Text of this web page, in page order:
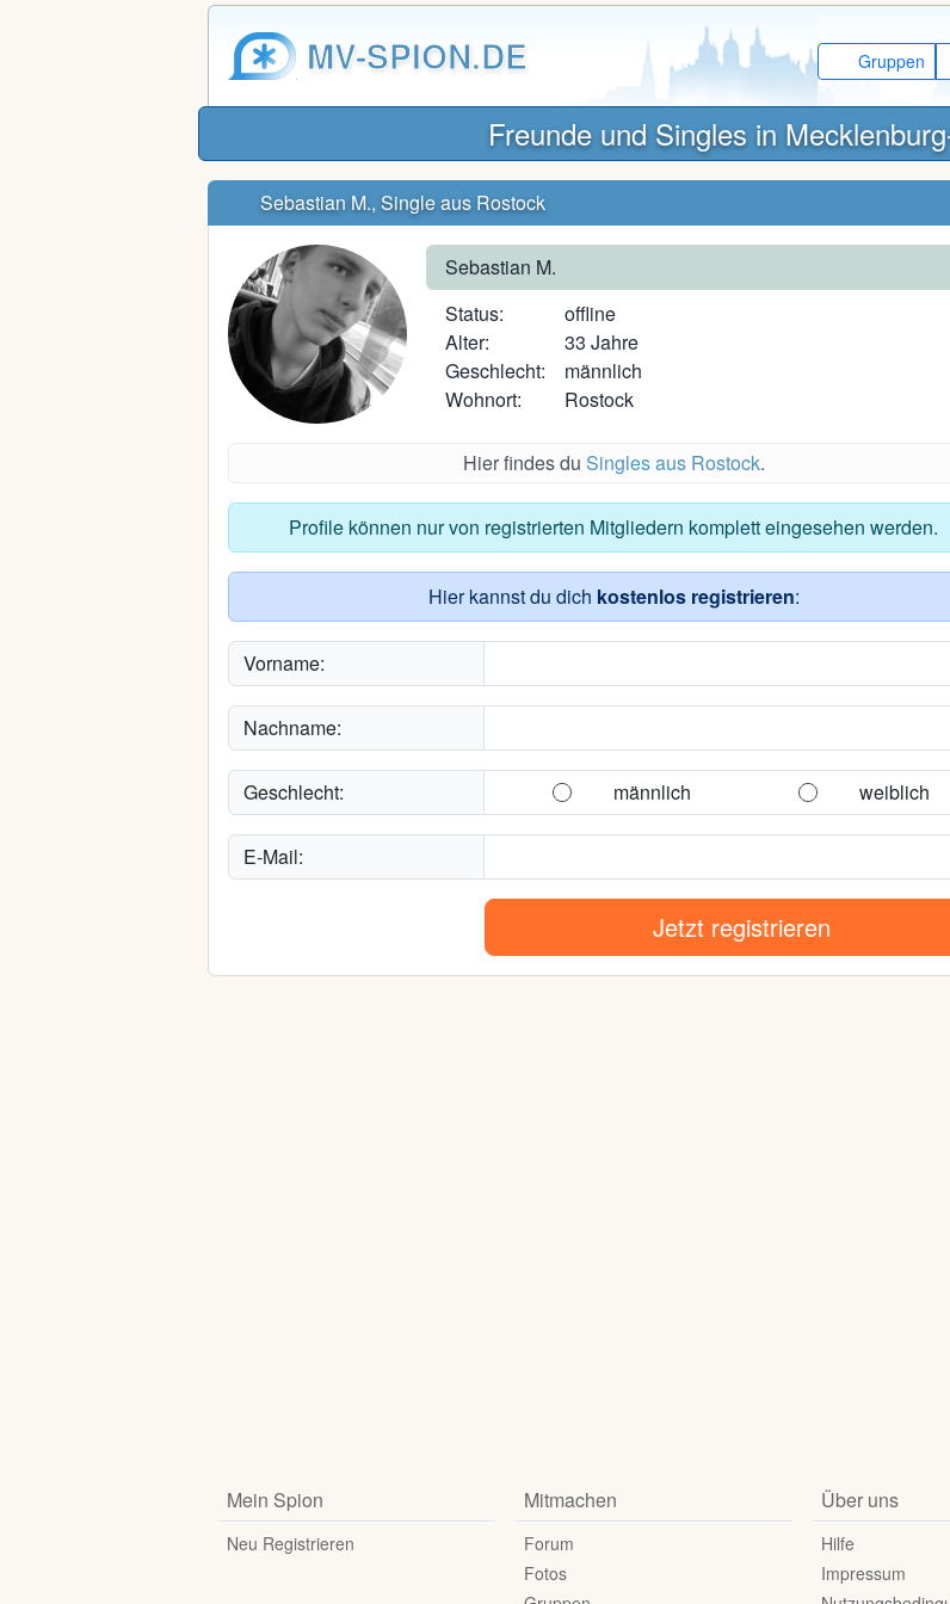
MV-SPION.DE Gruppen
Freunde und Singles in
Sebastian M., Single aus Rostock
Sebastian M.
Status:
offline
Alter:
33 Jahre
Geschlecht:
männlich
Wohnort:
Rostock
Hier findes du Singles aus Rostock.
Profile können nur von registrierten Mitgliedern komplett eingesehen werden.
Hier kannst du dich kostenlos registrieren:
Vorname:
Nachname:
Geschlecht: männlich weiblich
E-Mail:
Jetzt registrieren
Manu S.
49, Schwerin
Mein Spion
Neu Registrieren
Mitmachen
Forum
Fotos
Über uns
Hilfe
Impressum